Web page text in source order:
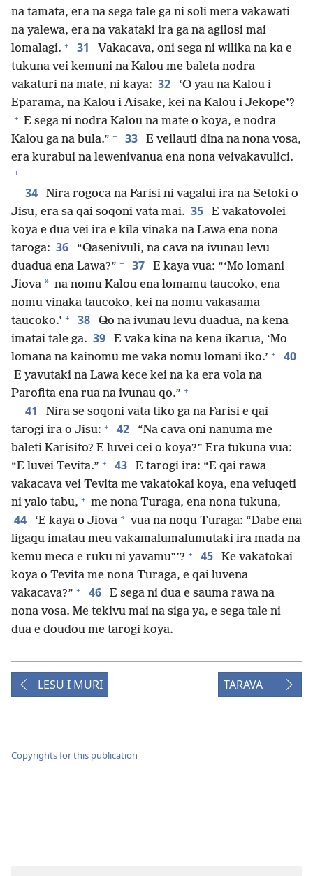
na tamata, era na sega tale ga ni soli mera vakawati
na yalewa, era na vakataki ira ga na agilosi mai
lomalagi. + 31
Vakacava, oni sega ni wilika na ka e
tukuna vei kemuni na Kalou me baleta nodra
vakaturi na mate, ni kaya: 32
‘O yau na Kalou i
Eparama, na Kalou i Aisake, kei na Kalou i Jekope’?
+ E sega ni nodra Kalou na mate o koya, e nodra
Kalou ga na bula.” + 33
E veilauti dina na nona vosa,
era kurabui na lewenivanua ena nona veivakavulici.
+
34
Nira rogoca na Farisi ni vagalui ira na Setoki o
Jisu, era sa qai soqoni vata mai. 35
E vakatovolei
koya e dua vei ira e kila vinaka na Lawa ena nona
taroga: 36
“Qasenivuli, na cava na ivunau levu
duadua ena Lawa?” + 37
E kaya vua: “‘Mo lomani
Jiova * na nomu Kalou ena lomamu taucoko, ena
nomu vinaka taucoko, kei na nomu vakasama
taucoko.’ + 38
Qo na ivunau levu duadua, na kena
imatai tale ga. 39
E vaka kina na kena ikarua, ‘Mo
lomana na kainomu me vaka nomu lomani iko.’ + 40
E yavutaki na Lawa kece kei na ka era vola na
Parofita ena rua na ivunau qo.” +
41
Nira se soqoni vata tiko ga na Farisi e qai
tarogi ira o Jisu: + 42
“Na cava oni nanuma me
baleti Karisito? E luvei cei o koya?” Era tukuna vua:
“E luvei Tevita.” + 43
E tarogi ira: “E qai rawa
vakacava vei Tevita me vakatokai koya, ena veiuqeti
ni yalo tabu, + me nona Turaga, ena nona tukuna,
44 ‘E kaya o Jiova * vua na noqu Turaga: “Dabe ena
ligaqu imatau meu vakamalumalumutaki ira mada na
kemu meca e ruku ni yavamu”’? + 45
Ke vakatokai
koya o Tevita me nona Turaga, e qai luvena
vakacava?” + 46
E sega ni dua e sauma rawa na
nona vosa. Me tekivu mai na siga ya, e sega tale ni
dua e doudou me tarogi koya.
LESU I MURI TARAVA
Copyrights for this publication